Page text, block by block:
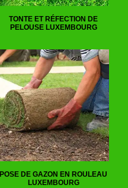
TONTE ET RÉFECTION DE
PELOUSE LUXEMBOURG
POSE DE GAZON EN ROULEAU
LUXEMBOURG